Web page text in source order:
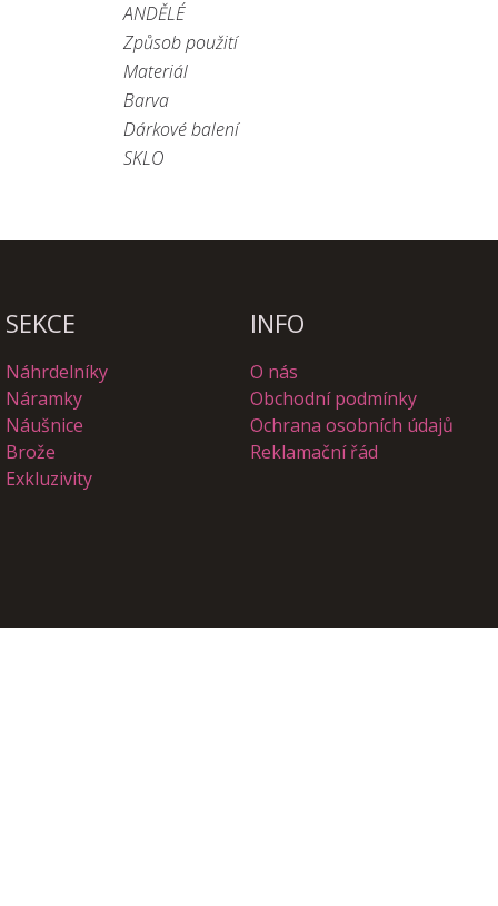
ANDĚLÉ
Způsob použití
Materiál
Barva
Dárkové balení
SKLO
SEKCE INFO
Náhrdelníky
Náramky
Náušnice
Brože
Exkluzivity
O nás
Obchodní podmínky
Ochrana osobních údajů
Reklamační řád